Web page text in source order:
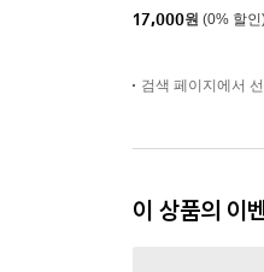
17,000원 (0% 할인
검색 페이지에서
이 상품의 이